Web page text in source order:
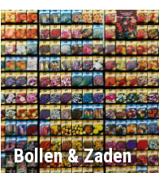
Bollen & Zaden